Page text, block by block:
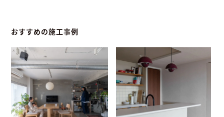
おすすめの施工事例